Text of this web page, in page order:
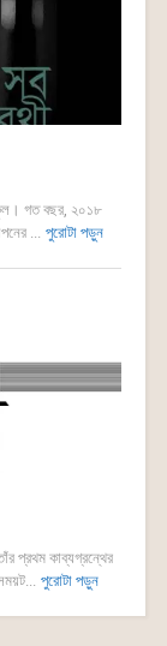
গত বছর, ২০১৮
... পুরোটা পড়ুন
প্রথম কাব্যগ্রন্থের
পুরোটা পড়ুন